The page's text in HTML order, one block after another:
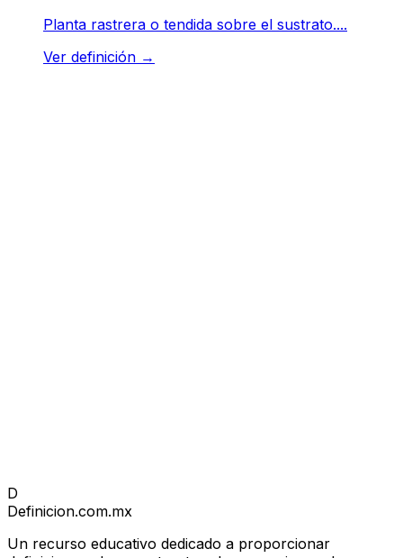
Planta rastrera o tendida sobre el sustrato....
Ver definición →
D
Definicion.com.mx
Un recurso educativo dedicado a proporcionar